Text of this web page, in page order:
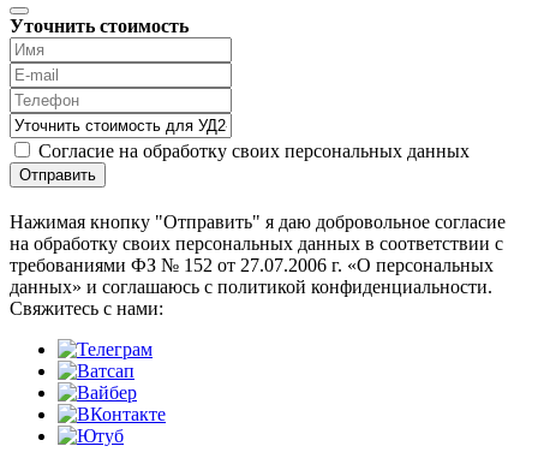
Уточнить стоимость
Согласие на обработку своих персональных данных
Отправить
Нажимая кнопку "Отправить" я даю добровольное согласие
на обработку своих персональных данных в соответствии с
требованиями ФЗ № 152 от 27.07.2006 г. «О персональных
данных» и соглашаюсь с политикой конфиденциальности.
Cвяжитесь с нами: